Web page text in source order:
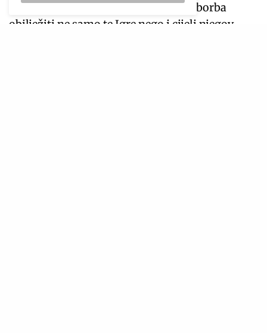
U središtu svega je Haymitch, čija će borba
obilježiti ne samo te Igre nego i cijeli njegov